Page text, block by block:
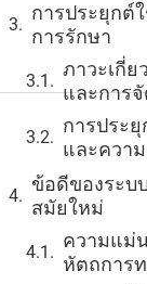
การประยุกต์
การรักษา
ภาวะเกี่
และการ
การประ
และควา
ข้อดีของระบ
สมัยใหม่
ความแม่
หัตถการ